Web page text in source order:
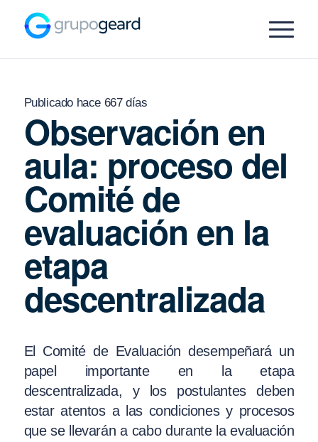
Publicado hace 667 días
Observación en
aula: proceso del
Comité de
evaluación en la
etapa
descentralizada
El Comité de Evaluación desempeñará un
papel importante en la etapa
descentralizada, y los postulantes deben
estar atentos a las condiciones y procesos
que se llevarán a cabo durante la evaluación